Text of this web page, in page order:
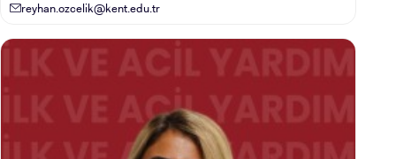
reyhan.ozcelik@kent.edu.tr